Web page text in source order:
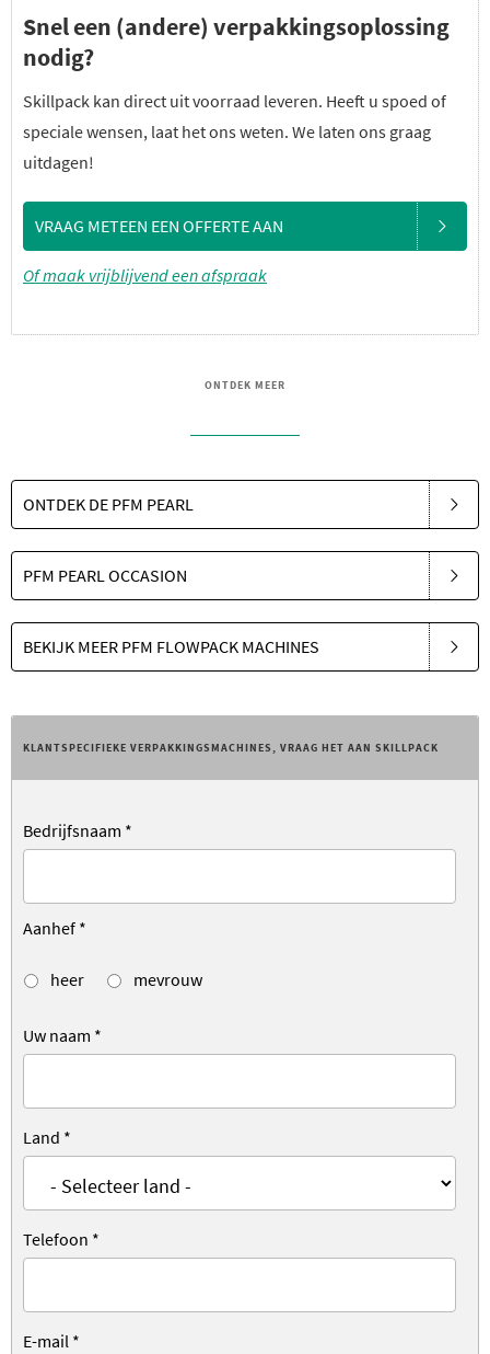
Snel een (andere) verpakkingsoplossing
nodig?
Skillpack kan direct uit voorraad leveren. Heeft u spoed of
speciale wensen, laat het ons weten. We laten ons graag
uitdagen!
VRAAG METEEN EEN OFFERTE AAN
Of maak vrijblijvend een afspraak
ONTDEK MEER
ONTDEK DE PFM PEARL
PFM PEARL OCCASION
BEKIJK MEER PFM FLOWPACK MACHINES
KLANTSPECIFIEKE VERPAKKINGSMACHINES, VRAAG HET AAN SKILLPACK
Bedrijfsnaam *
Aanhef *
heer mevrouw
Uw naam *
Land *
Telefoon *
E-mail *